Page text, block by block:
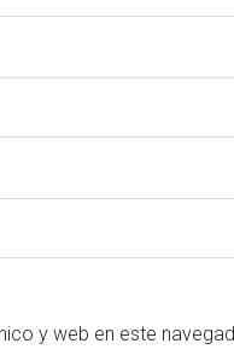
y web en este